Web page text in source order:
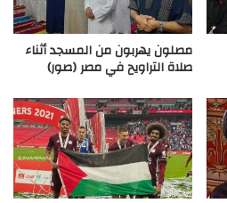
مصلون يهربون من المسجد أثناء
صلاة التراويح في مصر (صور)